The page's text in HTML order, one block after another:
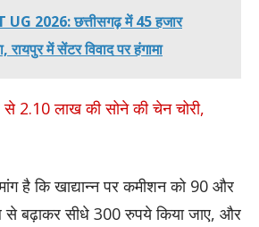
UG 2026: छत्तीसगढ़ में 45 हजार
रायपुर में सेंटर विवाद पर हंगामा
से 2.10 लाख की सोने की चेन चोरी,
है कि खाद्यान्न पर कमीशन को 90 और
से बढ़ाकर सीधे 300 रुपये किया जाए, और